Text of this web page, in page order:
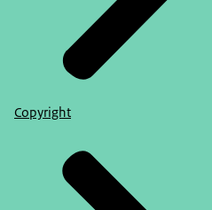
Copyright